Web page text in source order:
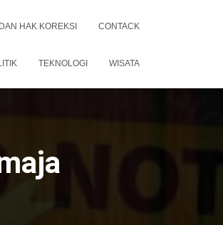
HAK KOREKSI CONTACK
TEKNOLOGI WISATA